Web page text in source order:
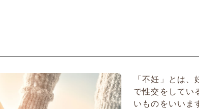
「不妊」とは
で性交をしてい
いものをいいま